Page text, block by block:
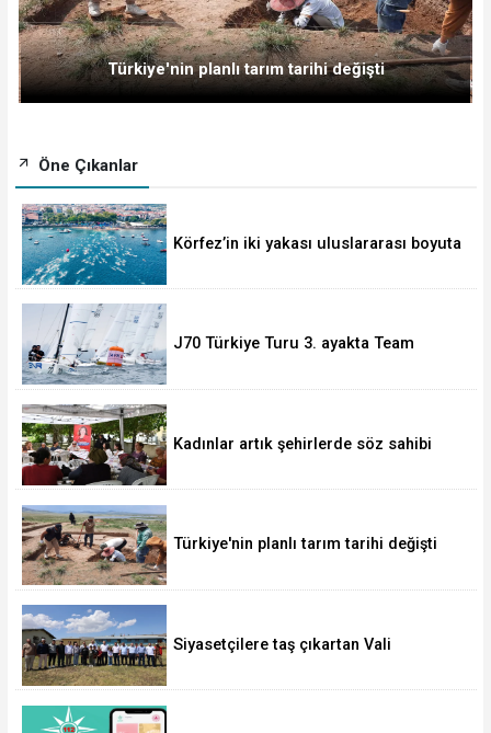
Türkiye'nin planlı tarım tarihi değişti
Öne Çıkanlar
Körfez’in iki yakası uluslararası boyuta
J70 Türkiye Turu 3. ayakta Team
Kadınlar artık şehirlerde söz sahibi
Türkiye'nin planlı tarım tarihi değişti
Siyasetçilere taş çıkartan Vali